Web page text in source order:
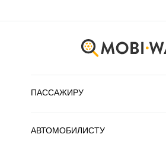
ПАССАЖИРУ
АВТОМОБИЛИСТУ